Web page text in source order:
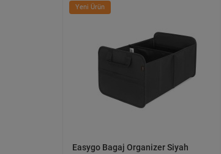
Yeni Ürün
Easygo Bagaj Organizer Siyah